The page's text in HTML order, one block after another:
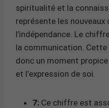
spiritualité et la
représente les nouveaux
l’indépendance. Le
la communication.
donc un moment
et l’expression de soi.
7: Ce chiffre est